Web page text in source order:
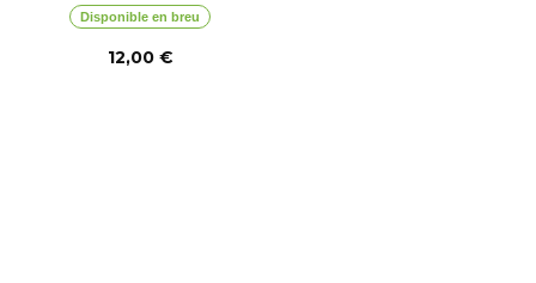
Disponible en breu
12,00 €